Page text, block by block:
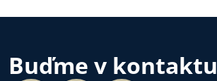
kříže. Účastníci se na základě
zprávy br.…
Buďme v kontaktu